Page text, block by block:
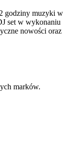
godziny muzyki w
set w wykonaniu
nowości oraz
marków.